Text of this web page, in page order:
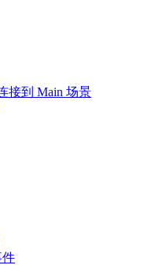
接到 Main 场景
件